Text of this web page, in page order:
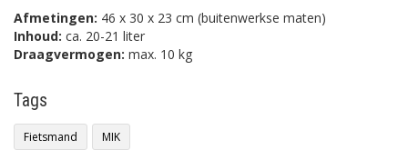
Afmetingen: 46 x 30 x 23 cm (buitenwerkse maten)
Inhoud: ca. 20-21 liter
Draagvermogen: max. 10 kg
Tags
Fietsmand MIK